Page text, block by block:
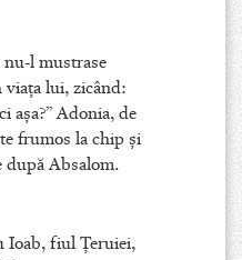
nu-l mustrase
lui, zicând:
aşa?” Adonia, de
frumos la chip şi
după Absalom.
Ioab, fiul Ţeruiei,